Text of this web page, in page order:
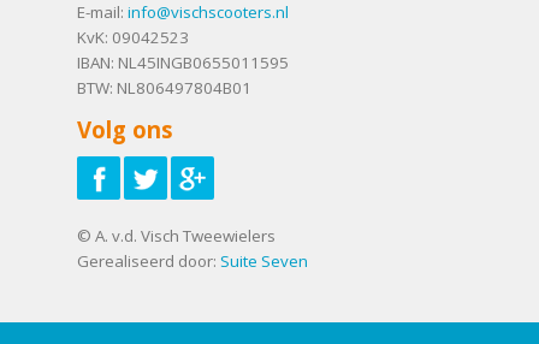
E-mail: info@vischscooters.nl
KvK: 09042523
IBAN: NL45INGB0655011595
BTW: NL806497804B01
Volg ons
© A. v.d. Visch Tweewielers
Gerealiseerd door: Suite Seven